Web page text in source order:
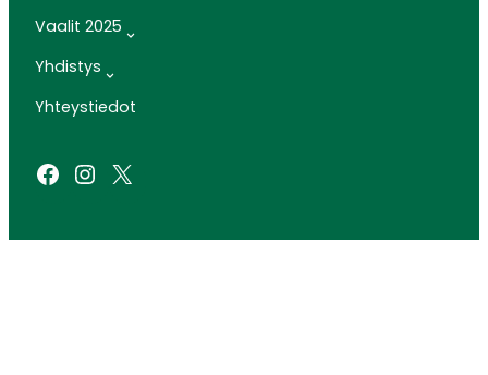
Vaalit 2025
Yhdistys
Yhteystiedot
Facebook Instagram X